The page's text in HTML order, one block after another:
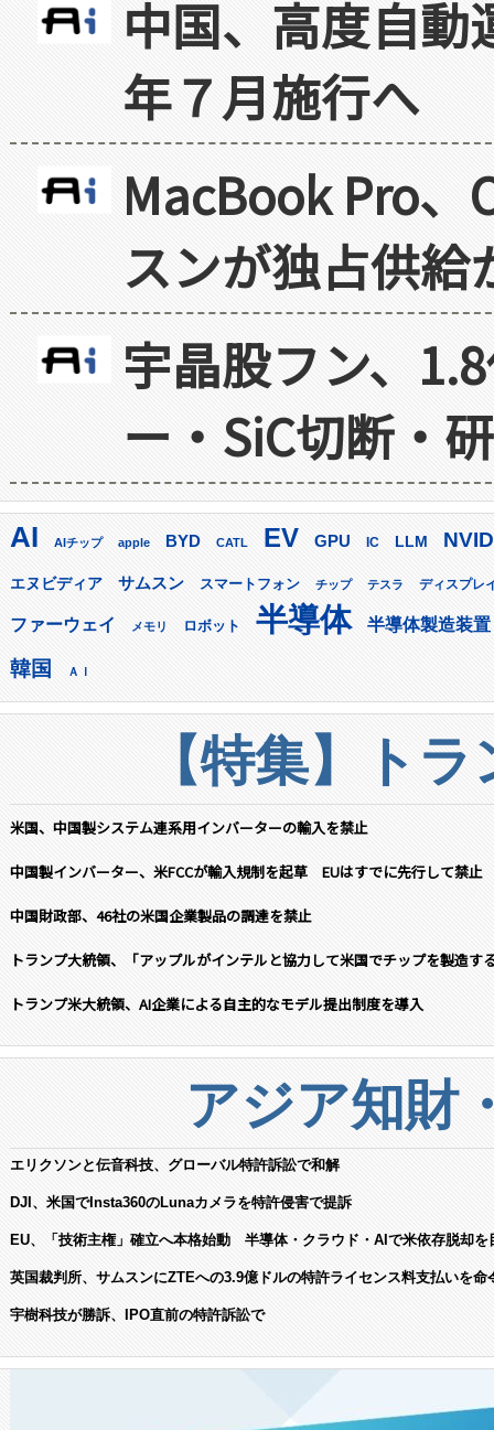
中国、高度自
年７月施行へ
MacBook Pro
スンが独占供給
宇晶股フン、
ー・SiC切断・
AI AIチップ apple BYD CATL EV GPU IC LLM
エヌビディア サムスン スマートフォン チップ テスラ ディスプレ
ファーウェイ メモリ ロボット 半導体 半導体製造装置
韓国 ＡＩ
【特集】ト
米国、中国製システム連系用インバーターの輸入を禁止
中国製インバーター、米FCCが輸入規制を起草 EUはすでに先行して禁止
中国財政部、46社の米国企業製品の調達を禁止
トランプ大統領、「アップルがインテルと協力して米国でチップを製造す
トランプ米大統領、AI企業による自主的なモデル提出制度を導入
アジア知財
エリクソンと伝音科技、グローバル特許訴訟で和解
DJI、米国でInsta360のLunaカメラを特許侵害で提訴
EU、「技術主権」確立へ本格始動 半導体・クラウド・AIで米依存脱却を
英国裁判所、サムスンにZTEへの3.9億ドルの特許ライセンス料支払いを命
宇樹科技が勝訴、IPO直前の特許訴訟で